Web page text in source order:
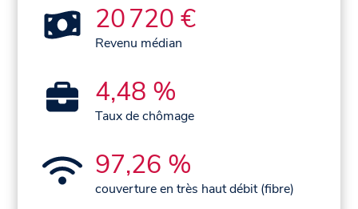
20 720 €
Revenu médian
4,48 %
Taux de chômage
97,26 %
couverture en très haut débit (fibre)